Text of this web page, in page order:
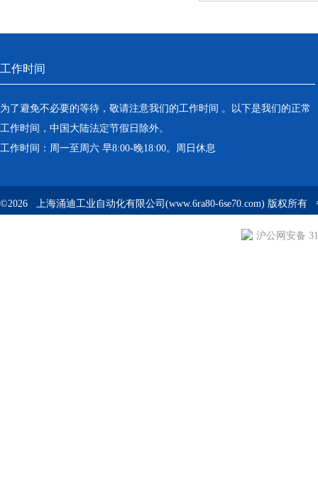
工作时间
为了避免不必要的等待，敬请注意我们的工作时间 。以下是我们的正常
工作时间，中国大陆法定节假日除外。
工作时间：周一至周六 早8:00-晚18:00。周日休息
©2026 上海涌迪工业自动化有限公司(www.6ra80-6se70.com) 版权所有
沪公网安备